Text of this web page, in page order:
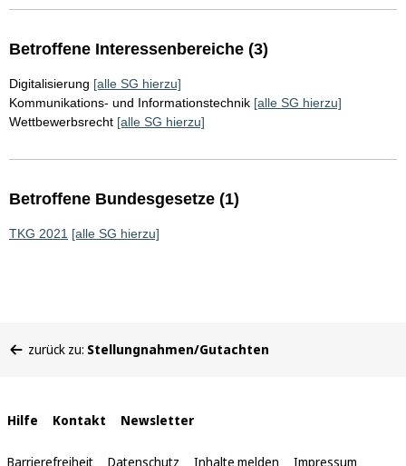
Betroffene Interessenbereiche (3)
Digitalisierung [alle SG hierzu]
Kommunikations- und Informationstechnik [alle SG hierzu]
Wettbewerbsrecht [alle SG hierzu]
Betroffene Bundesgesetze (1)
TKG 2021 [alle SG hierzu]
befinden
zurück zu: Stellungnahmen/Gutachten
Interne
Links
Hilfe Kontakt Newsletter
Barrierefreiheit Datenschutz Inhalte melden Impressum